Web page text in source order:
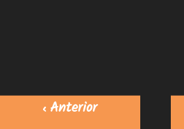
< Anterior